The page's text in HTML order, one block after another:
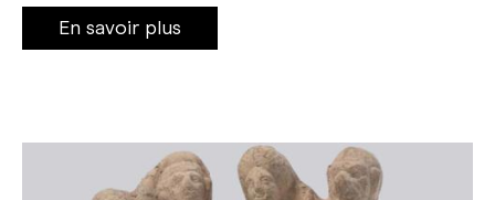
En savoir plus